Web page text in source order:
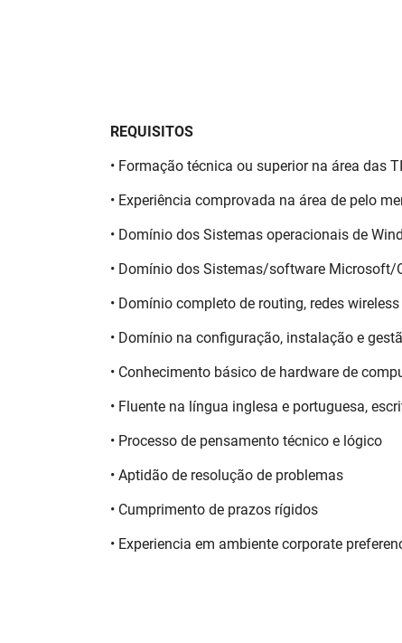
REQUISITOS
• Formação técnica ou superior na área das
• Experiência comprovada na área de pelo
• Domínio dos Sistemas operacionais de
• Domínio dos Sistemas/software Microsoft/
• Domínio completo de routing, redes
• Domínio na configuração, instalação e
• Conhecimento básico de hardware de
• Fluente na língua inglesa e portuguesa,
• Processo de pensamento técnico e lógico
• Aptidão de resolução de problemas
• Cumprimento de prazos rígidos
• Experiencia em ambiente corporate